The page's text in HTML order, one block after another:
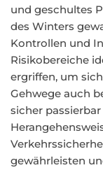
und geschultes
des Winters
Kontrollen und
Risikobereiche
ergriffen, um
Gehwege auch
sicher
gewährleisten